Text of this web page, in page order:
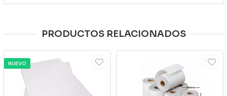
PRODUCTOS RELACIONADOS
NUEVO